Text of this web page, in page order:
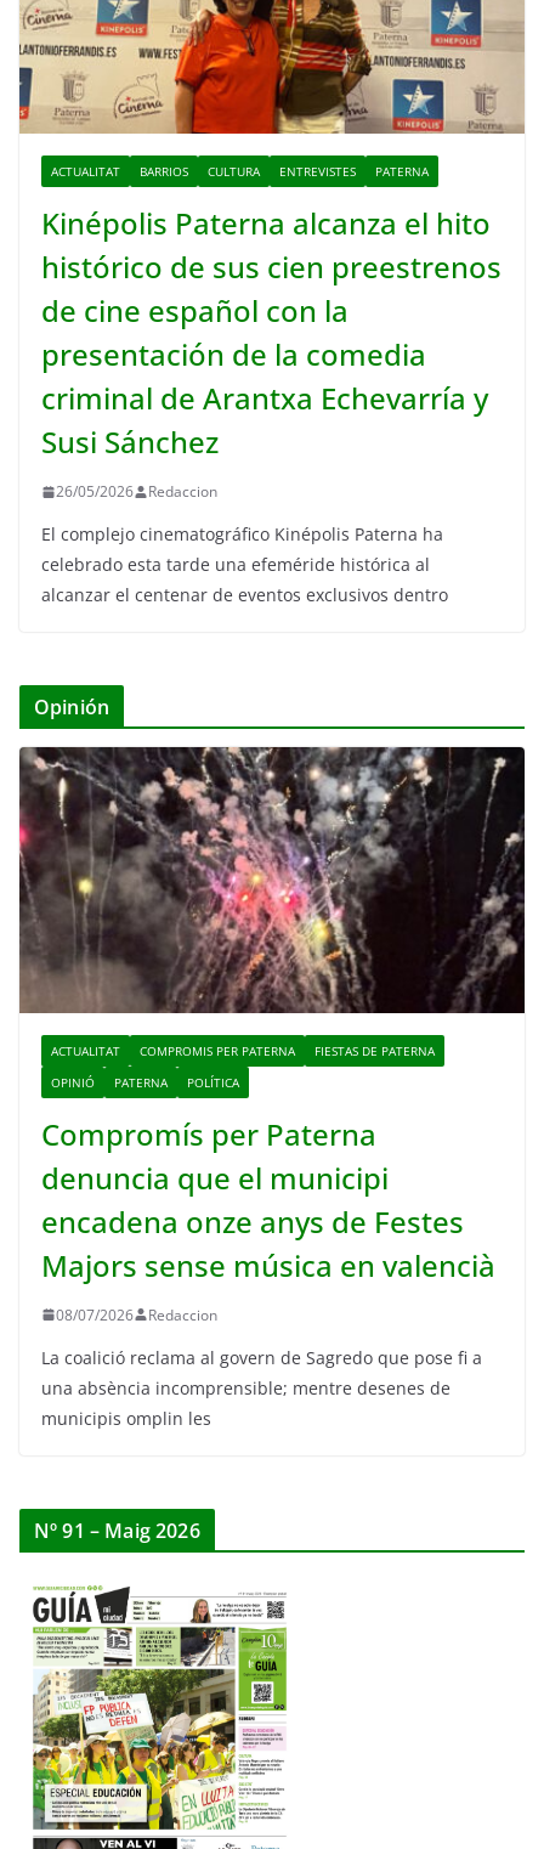
ACTUALITAT BARRIOS CULTURA ENTREVISTES PATERNA
Kinépolis Paterna alcanza el hito
histórico de sus cien preestrenos
de cine español con la
presentación de la comedia
criminal de Arantxa Echevarría y
Susi Sánchez
26/05/2026 Redaccion
El complejo cinematográfico Kinépolis Paterna ha
celebrado esta tarde una efeméride histórica al
alcanzar el centenar de eventos exclusivos dentro
Opinión
ACTUALITAT COMPROMIS PER PATERNA
FIESTAS DE PATERNA
OPINIÓ
PATERNA POLÍTICA
Compromís per Paterna
denuncia que el municipi
encadena onze anys de Festes
Majors sense música en valencià
08/07/2026 Redaccion
La coalició reclama al govern de Sagredo que pose fi a
una absència incomprensible; mentre desenes de
municipis omplin les
Nº 91 – Maig 2026